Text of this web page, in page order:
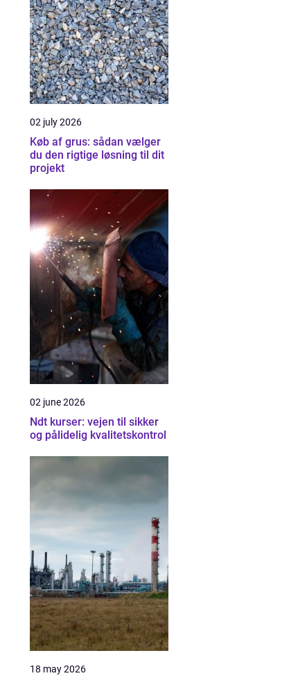
02 july 2026
Køb af grus: sådan vælger
du den rigtige løsning til dit
projekt
02 june 2026
Ndt kurser: vejen til sikker
og pålidelig kvalitetskontrol
18 may 2026